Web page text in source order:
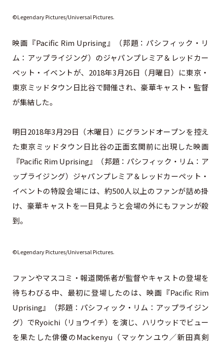
©Legendary Pictures/Universal Pictures.
映画『Pacific Rim Uprising』（邦題：パシフィック・リ
ム：アップライジング）のジャパンプレミア＆レッドカー
ペット・イベントが、2018年3月26日（月曜日）に東京・
東京ミッドタウン日比谷で開催され、豪華キャスト・監督
が集結した。
明日2018年3月29日（木曜日）にグランドオープンを控え
た東京ミッドタウン日比谷の正面玄関前に出現した映画
『Pacific Rim Uprising』（邦題：パシフィック・リム：ア
ップライジング）ジャパンプレミア＆レッドカーペット・
イベントの特設会場には、約500人以上のファンが詰め掛
け、豪華キャストを一目見ようと会場の外にもファンが殺
到。
©Legendary Pictures/Universal Pictures.
ファンやマスコミ・報道関係者が監督やキャストの登場を
待ちわびる中、最初に登場したのは、映画『Pacific Rim
Uprising』（邦題：パシフィック・リム：アップライジン
グ）でRyoichi（リョウイチ）を演じ、ハリウッドでビュー
を果たした俳優のMackenyu（マッケンユウ／新田真剣